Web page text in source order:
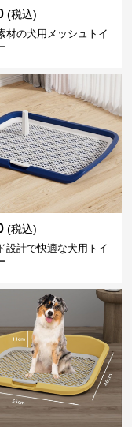
(税込)
材の犬用メッシュトイ
(税込)
設計で快適な犬用トイ